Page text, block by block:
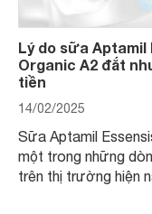
Lý do sữa Aptamil
Organic A2 đắt
tiền
14/02/2025
Sữa Aptamil
một trong những
trên thị trường hiện